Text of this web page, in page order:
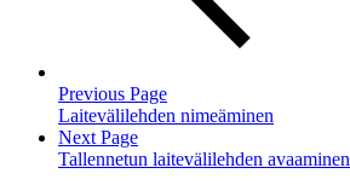
Previous Page
Laitevälilehden nimeäminen
Next Page
Tallennetun laitevälilehden avaaminen